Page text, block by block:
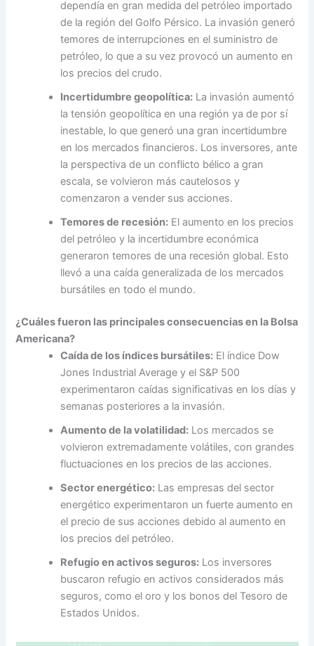
dependía en gran medida del petróleo importado
de la región del Golfo Pérsico. La invasión generó
temores de interrupciones en el suministro de
petróleo, lo que a su vez provocó un aumento en
los precios del crudo.
Incertidumbre geopolítica: La invasión aumentó
la tensión geopolítica en una región ya de por sí
inestable, lo que generó una gran incertidumbre
en los mercados financieros. Los inversores, ante
la perspectiva de un conflicto bélico a gran
escala, se volvieron más cautelosos y
comenzaron a vender sus acciones.
Temores de recesión: El aumento en los precios
del petróleo y la incertidumbre económica
generaron temores de una recesión global. Esto
llevó a una caída generalizada de los mercados
bursátiles en todo el mundo.
¿Cuáles fueron las principales consecuencias en la Bolsa
Americana?
Caída de los índices bursátiles: El índice Dow
Jones Industrial Average y el S&P 500
experimentaron caídas significativas en los días y
semanas posteriores a la invasión.
Aumento de la volatilidad: Los mercados se
volvieron extremadamente volátiles, con grandes
fluctuaciones en los precios de las acciones.
Sector energético: Las empresas del sector
energético experimentaron un fuerte aumento en
el precio de sus acciones debido al aumento en
los precios del petróleo.
Refugio en activos seguros: Los inversores
buscaron refugio en activos considerados más
seguros, como el oro y los bonos del Tesoro de
Estados Unidos.